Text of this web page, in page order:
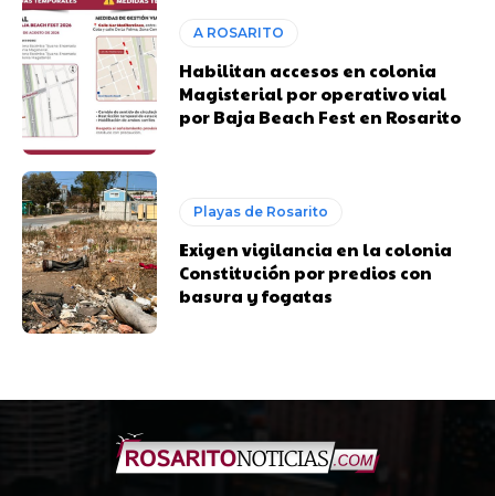
A ROSARITO
Habilitan accesos en colonia
Magisterial por operativo vial
por Baja Beach Fest en Rosarito
Playas de Rosarito
Exigen vigilancia en la colonia
Constitución por predios con
basura y fogatas